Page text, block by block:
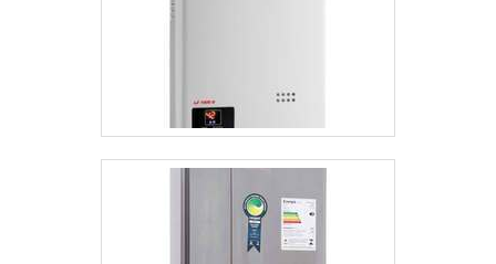
com as necessidades. A compra de um trocador de
surpresas desagradáveis ou transtornos que forçam
a parada inesperada de equipamentos. MELHOR
trocador de calor casco e tubo é a JPX
Equipamentos, pois é a única empresa do mercado
que conta com todos os elementos necessários